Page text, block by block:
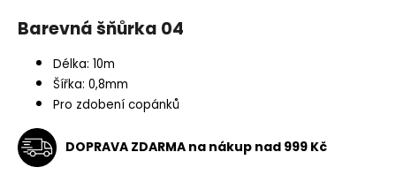
Barevná šňůrka 04
Délka: 10m
Šířka: 0,8mm
Pro zdobení copánků
DOPRAVA ZDARMA na nákup nad 999 Kč
a